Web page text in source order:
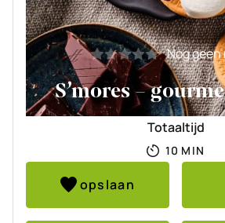
Nog geen
S’mores –
Totaaltijd
10 MINUTEN
MIN
opslaan